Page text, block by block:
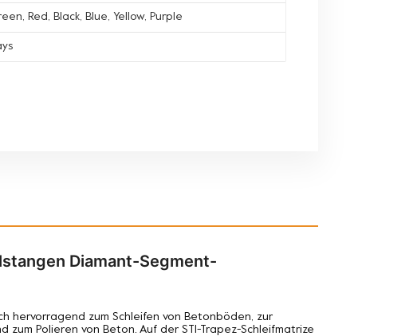
Red, Black, Blue, Yellow, Purple
Diamant-Segment-
hervorragend zum Schleifen von Betonböden, zur
zum Polieren von Beton. Auf der STI-Trapez-Schleifmatrize